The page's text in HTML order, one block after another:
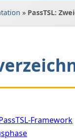
» PassTSL:
Framework